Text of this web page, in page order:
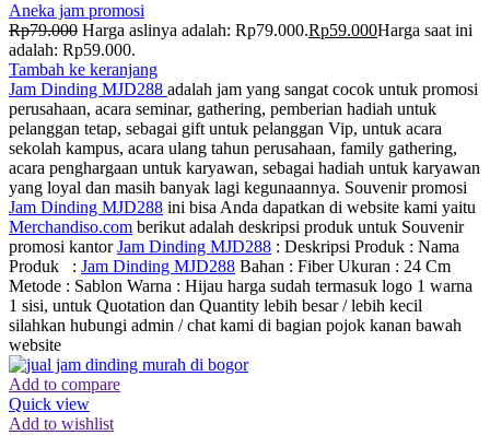
Aneka jam promosi
Rp79.000 Harga aslinya adalah: Rp79.000.Rp59.000Harga saat ini
adalah: Rp59.000.
Tambah ke keranjang
Jam Dinding MJD288 adalah jam yang sangat cocok untuk promosi
perusahaan, acara seminar, gathering, pemberian hadiah untuk
pelanggan tetap, sebagai gift untuk pelanggan Vip, untuk acara
sekolah kampus, acara ulang tahun perusahaan, family gathering,
acara penghargaan untuk karyawan, sebagai hadiah untuk karyawan
yang loyal dan masih banyak lagi kegunaannya. Souvenir promosi
Jam Dinding MJD288 ini bisa Anda dapatkan di website kami yaitu
Merchandiso.com berikut adalah deskripsi produk untuk Souvenir
promosi kantorJam Dinding MJD288 : Deskripsi Produk : Nama
Produk : Jam Dinding MJD288 Bahan : Fiber Ukuran : 24 Cm
Metode : Sablon Warna : Hijau harga sudah termasuk logo 1 warna
1 sisi, untuk Quotation dan Quantity lebih besar / lebih kecil
silahkan hubungi admin / chat kami di bagian pojok kanan bawah
website
Add to compare
Quick view
Add to wishlist